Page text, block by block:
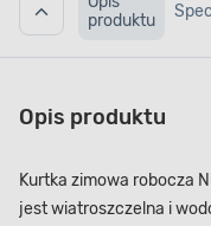
produktu
Opis produktu
Kurtka zimowa robocza
jest wiatroszczelna i